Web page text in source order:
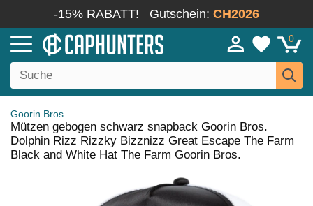
-15% RABATT! Gutschein: CH2026
0
Goorin Bros.
Mützen gebogen schwarz snapback Goorin Bros.
Dolphin Rizz Rizzky Bizznizz Great Escape The Farm
Black and White Hat The Farm Goorin Bros.